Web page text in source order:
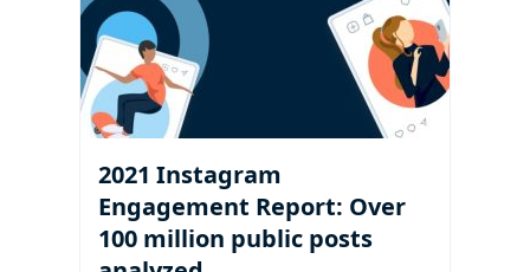
2021 Instagram
Engagement Report: Over
100 million public posts